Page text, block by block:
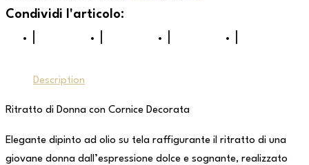
Description
Ritratto di Donna con Cornice Decorata
Elegante dipinto ad olio su tela raffigurante il ritratto di una
giovane donna dall’espressione dolce e sognante, realizzato